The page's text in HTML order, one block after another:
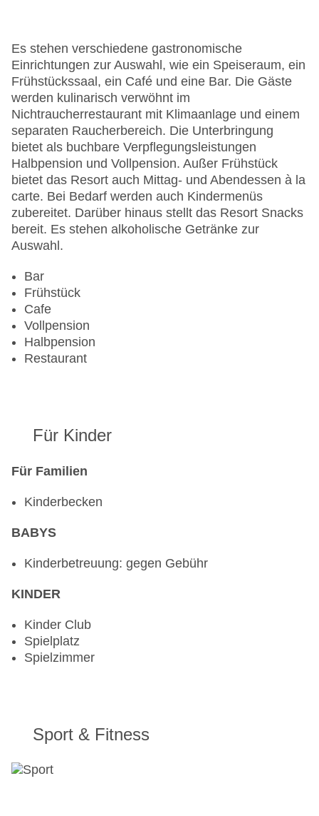
Minimarkt
Anzahl der Konferenzräume: 1
Anzahl der Aufzüge: 1
Zimmerservice
Sonnenterrasse
Gesamtanzahl der Stockwerke: 3
Gesamtanzahl der Zimmer: 182
Pools:Kinderbecken, Outdoor Pool,
Sonnenschirme am Pool, Liegen am Pool
Zahlungsarten: American Express, Mastercard,
Visa
Landeskategorie: 4 Sterne
Es stehen verschiedene gastronomische
Einrichtungen zur Auswahl, wie ein Speiseraum, ein
Frühstückssaal, ein Café und eine Bar. Die Gäste
werden kulinarisch verwöhnt im
Nichtraucherrestaurant mit Klimaanlage und einem
separaten Raucherbereich. Die Unterbringung
bietet als buchbare Verpflegungsleistungen
Halbpension und Vollpension. Außer Frühstück
bietet das Resort auch Mittag- und Abendessen à la
carte. Bei Bedarf werden auch Kindermenüs
zubereitet. Darüber hinaus stellt das Resort Snacks
bereit. Es stehen alkoholische Getränke zur
Auswahl.
Bar
Frühstück
Cafe
Vollpension
Halbpension
Restaurant
Für Kinder
Für Familien
Kinderbecken
BABYS
Kinderbetreuung: gegen Gebühr
KINDER
Kinder Club
Spielplatz
Spielzimmer
Sport & Fitness